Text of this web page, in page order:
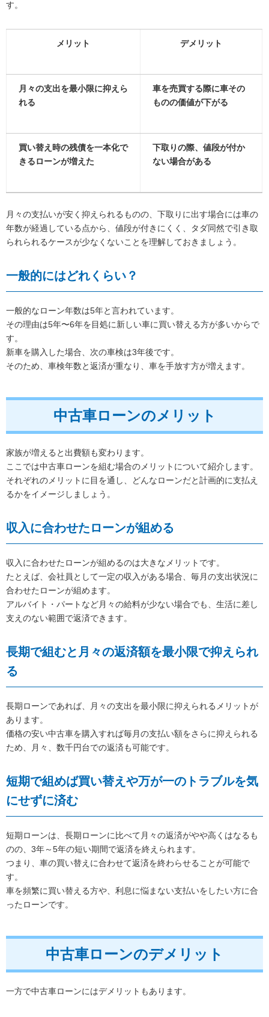
す。
メリット デメリット
月々の支出を最小限に抑えら
れる
車を売買する際に車その
ものの価値が下がる
買い替え時の残債を一本化で
きるローンが増えた
下取りの際、値段が付か
ない場合がある
月々の支払いが安く抑えられるものの、下取りに出す場合には車の
年数が経過している点から、値段が付きにくく、タダ同然で引き取
られられるケースが少なくないことを理解しておきましょう。
一般的にはどれくらい？
一般的なローン年数は5年と言われています。
その理由は5年〜6年を目処に新しい車に買い替える方が多いからで
す。
新車を購入した場合、次の車検は3年後です。
そのため、車検年数と返済が重なり、車を手放す方が増えます。
中古車ローンのメリット
家族が増えると出費額も変わります。
ここでは中古車ローンを組む場合のメリットについて紹介します。
それぞれのメリットに目を通し、どんなローンだと計画的に支払え
るかをイメージしましょう。
収入に合わせたローンが組める
収入に合わせたローンが組めるのは大きなメリットです。
たとえば、会社員として一定の収入がある場合、毎月の支出状況に
合わせたローンが組めます。
アルバイト・パートなど月々の給料が少ない場合でも、生活に差し
支えのない範囲で返済できます。
長期で組むと月々の返済額を最小限で抑えられ
る
長期ローンであれば、月々の支出を最小限に抑えられるメリットが
あります。
価格の安い中古車を購入すれば毎月の支払い額をさらに抑えられる
ため、月々、数千円台での返済も可能です。
短期で組めば買い替えや万が一のトラブルを気
にせずに済む
短期ローンは、長期ローンに比べて月々の返済がやや高くはなるも
のの、3年～5年の短い期間で返済を終えられます。
つまり、車の買い替えに合わせて返済を終わらせることが可能で
す。
車を頻繁に買い替える方や、利息に悩まない支払いをしたい方に合
ったローンです。
中古車ローンのデメリット
一方で中古車ローンにはデメリットもあります。